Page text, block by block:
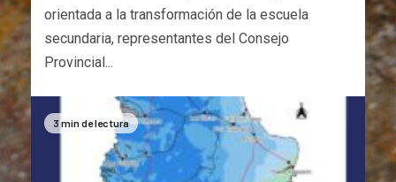
orientada a la transformación de la escuela
secundaria, representantes del Consejo
Provincial...
3 min de lectura